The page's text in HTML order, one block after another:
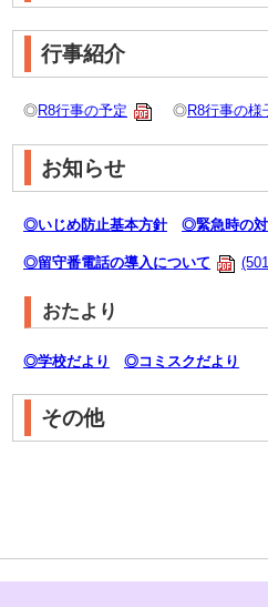
行事紹介
◎R8行事の予定 ◎R8行事の様
お知らせ
◎いじめ防止基本方針 ◎緊急時の
◎留守番電話の導入について
おたより
◎学校だより ◎コミスクだより
その他